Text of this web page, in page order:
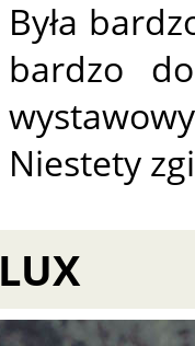
Była
bardzo
Niestety
LUX